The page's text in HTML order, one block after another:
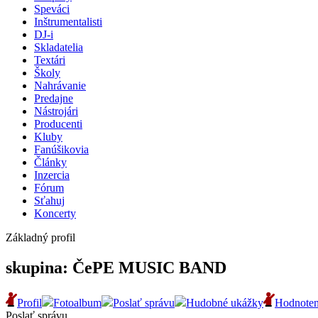
Speváci
Inštrumentalisti
DJ-i
Skladatelia
Textári
Školy
Nahrávanie
Predajne
Nástrojári
Producenti
Kluby
Fanúšikovia
Články
Inzercia
Fórum
Sťahuj
Koncerty
Základný profil
skupina: ČePE MUSIC BAND
Profil Fotoalbum Poslať správu Hudobné ukážky
Poslať správu